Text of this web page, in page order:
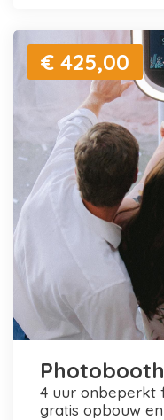
€ 425,00
4 uur onbeperkt foto's maken en printen +
gratis opbouw